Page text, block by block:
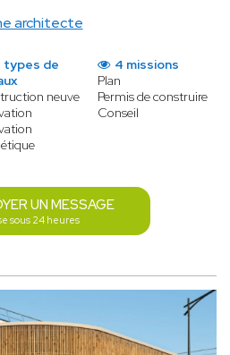
architecte
types de
neuve
4 missions
Plan
Permis de construire
Conseil
UN MESSAGE
sous 24 heures